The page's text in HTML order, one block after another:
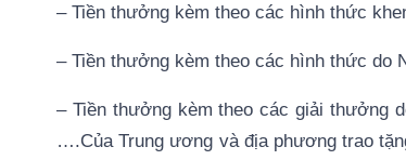
– Tiền thưởng kèm theo các hình thức
– Tiền thưởng kèm theo các hình thức do
– Tiền thưởng kèm theo các giải
….Của Trung ương và địa phương trao